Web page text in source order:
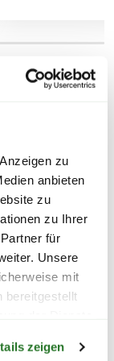
zu
anbieten
zu
zu Ihrer
für
Unsere
mit
bereitgestellt
zeigen
oder
oder